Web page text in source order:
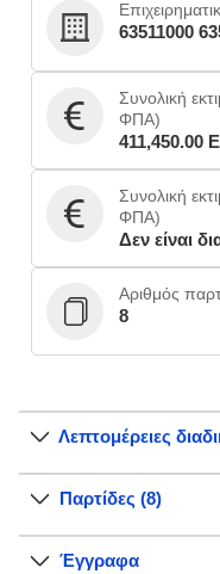
63511000
Συνολική
ΦΠΑ)
411,450.00
Συνολική
ΦΠΑ)
Δεν είναι
Αριθμός
8
Λεπτομέρειες
Παρτίδες (8)
Έγγραφα